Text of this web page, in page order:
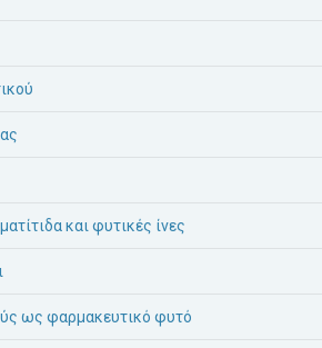
και φυτικές ίνες
ως φαρμακευτικό φυτό